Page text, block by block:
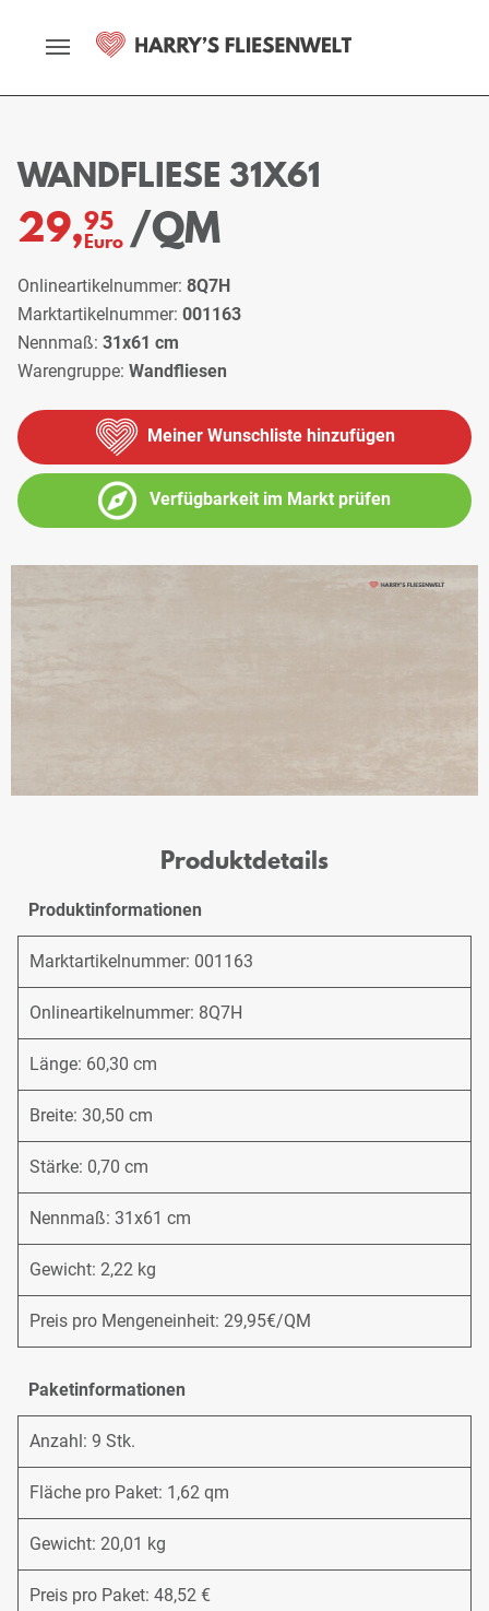
WANDFLIESE 31X61
29,95
Euro /QM
Onlineartikelnummer: 8Q7H
Marktartikelnummer: 001163
Nennmaß: 31x61 cm
Warengruppe: Wandfliesen
Verfügbarkeit im Markt prüfen
Meiner Wunschliste hinzufügen
Produktdetails
Produktinformationen
Marktartikelnummer: 001163
Onlineartikelnummer: 8Q7H
Länge: 60,30 cm
Breite: 30,50 cm
Stärke: 0,70 cm
Nennmaß: 31x61 cm
Gewicht: 2,22 kg
Preis pro Mengeneinheit: 29,95€/QM
Paketinformationen
Anzahl: 9 Stk.
Fläche pro Paket: 1,62 qm
Gewicht: 20,01 kg
Preis pro Paket: 48,52 €